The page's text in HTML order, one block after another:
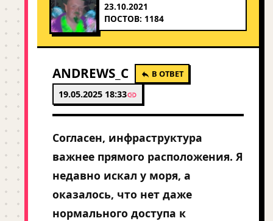
23.10.2021
ПОСТОВ: 1184
ANDREWS_C В ОТВЕТ
19.05.2025 18:33
Согласен, инфраструктура
важнее прямого расположения. Я
недавно искал у моря, а
оказалось, что нет даже
нормального доступа к